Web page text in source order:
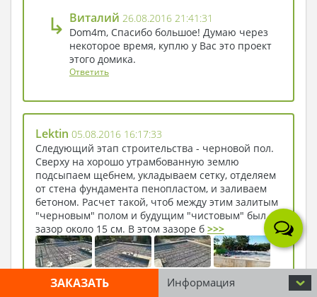
↳ Виталий 26.08.2016 21:41:31
Dom4m, Спасибо большое! Думаю через
некоторое время, куплю у Вас это проект
этого домика.
Ответить
Lektin 05.08.2016 16:17:33
Следующий этап строительства - черновой пол.
Сверху на хорошо утрамбованную землю
подсыпаем щебнем, укладываем сетку, отделяем
от стена фундамента пенопластом, и заливаем
бетоном. Расчет такой, чтоб между этим залитым
"черновым" полом и будущим "чистовым" был
зазор около 15 см. В этом зазоре б >>>
ЗАКАЗАТЬ Информация